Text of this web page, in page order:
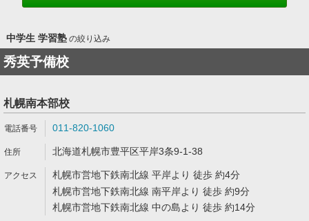
中学生 学習塾の絞り込み
秀英予備校
札幌南本部校
011-820-1060
北海道札幌市豊平区平岸3条9-1-38
札幌市営地下鉄南北線 平岸より 徒歩 約4分
札幌市営地下鉄南北線 南平岸より 徒歩 約9分
札幌市営地下鉄南北線 中の島より 徒歩 約14分